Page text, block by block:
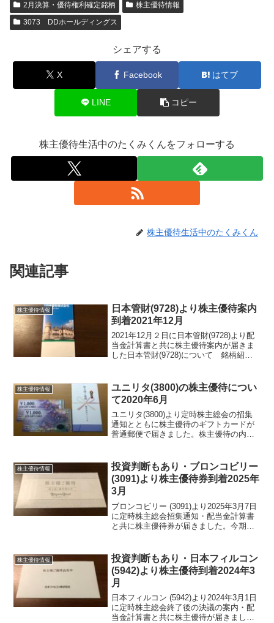
2月決算・優待権利確定銘柄
株主優待情報
3073 DDホールディングス
シェアする
X Facebook はてブ
LINE コピー
株主優待生活中のたくみくんをフォローする
株主優待生活中のたくみくん
関連記事
株主優待情報
日本管財(9728)より株主優待案内
到着2021年12月
2021年12月２日に日本管財(9728)より配
当金計算書と共に株主優待案内が届きま
した日本管財(9728)について 銘柄紹介
掃、警備を中心にした総合管理会社と...
株主優待情報
ユニリタ(3800)の株主優待につい
て2020年6月
ユニリタ(3800)より定時株主総会の招集
通知とともに株主優待のギフトカードが
普通郵便で届きました。株主優待の内容
上からJCBギフトカードが4000円分で
す...
株主優待情報
投資判断もあり・ブロンコビリー
(3091)より株主優待券到着2025年
3月
ブロンコビリー (3091)より2025年3月7日
に定時株主総会招集通知・配当金計算書
と共に株主優待券が届きました。今期期
お食事券(1000円分)が頂けます。ブロン
コ...
株主優待情報
投資判断もあり・日本フィルコン
(5942)より株主優待到着2024年3
月
日本フィルコン (5942)より2024年3月1日
に定時株主総会終了後の決議の案内・配
当金計算書と共に株主優待が届きまし